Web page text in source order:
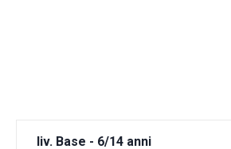
liv. Base - 6/14 anni